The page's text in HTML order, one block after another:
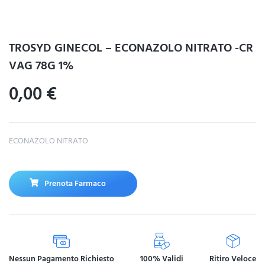
TROSYD GINECOL – ECONAZOLO NITRATO -CR
VAG 78G 1%
0,00€
ECONAZOLO NITRATO
Prenota Farmaco
Nessun Pagamento Richiesto 100% Validi Ritiro Veloce